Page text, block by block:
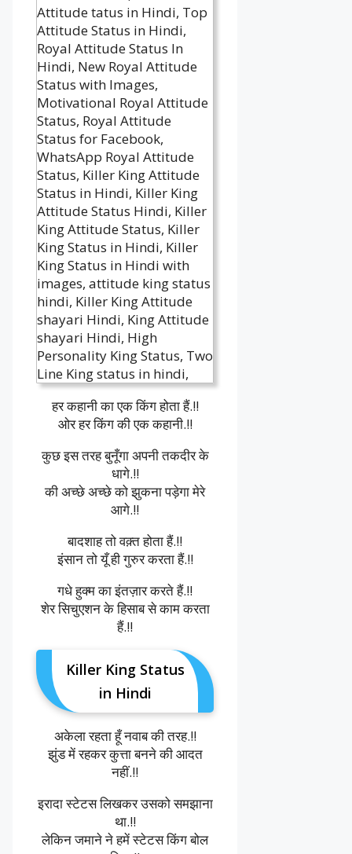
हर कहानी का एक किंग होता हैं.!!
ओर हर किंग की एक कहानी.!!
कुछ इस तरह बुनूँगा अपनी तकदीर के
धागे.!!
की अच्छे अच्छे को झुकना पड़ेगा मेरे
आगे.!!
बादशाह तो वक़्त होता हैं.!!
इंसान तो यूँ ही गुरुर करता हैं.!!
गधे हुक्म का इंतज़ार करते हैं.!!
शेर सिचुएशन के हिसाब से काम करता
हैं.!!
Killer King Status
in Hindi
अकेला रहता हूँ नवाब की तरह.!!
झुंड में रहकर कुत्ता बनने की आदत
नहीं.!!
इरादा स्टेटस लिखकर उसको समझाना
था.!!
लेकिन जमाने ने हमें स्टेटस किंग बोल